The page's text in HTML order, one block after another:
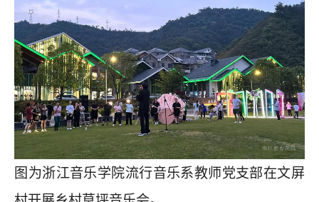
图为浙江音乐学院流行音乐系教师党支部在文屏